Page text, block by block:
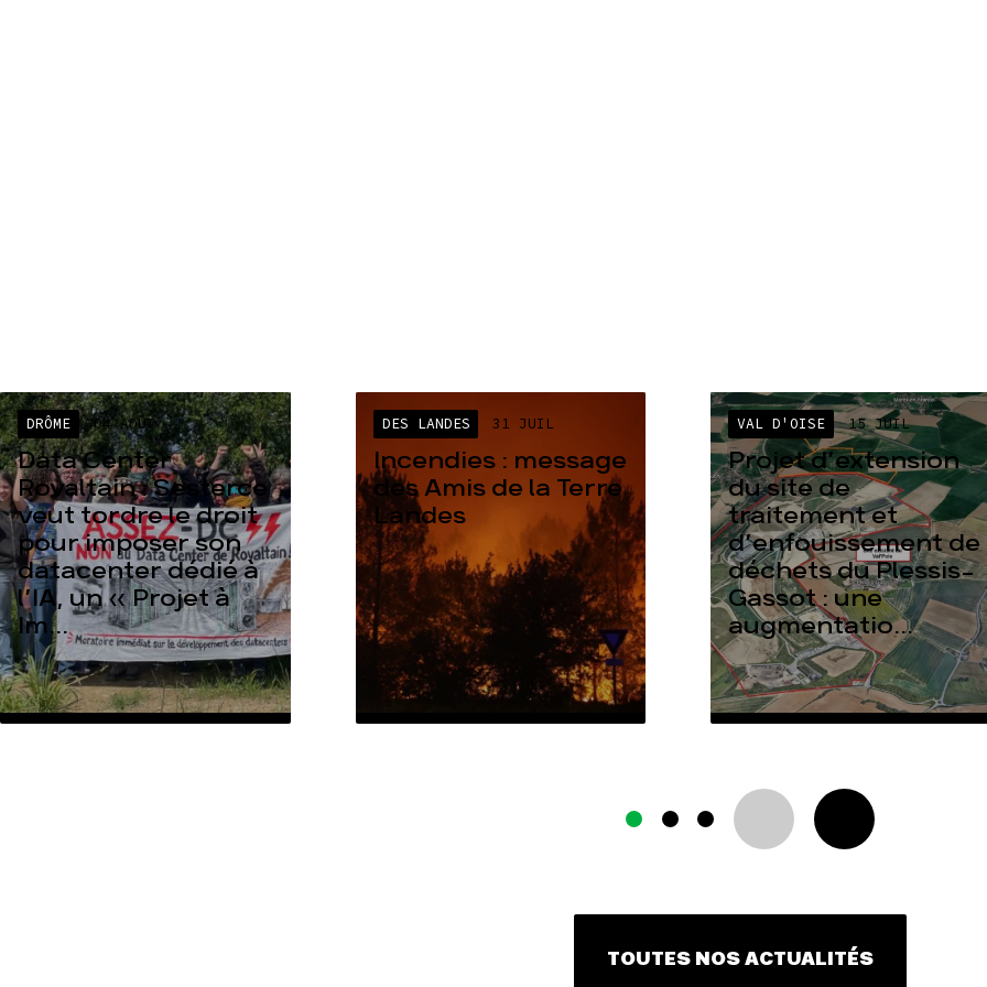
DRÔME 04 AOÛT
Data Center
Rovaltain : Sesterce
veut tordre le droit
pour imposer son
datacenter dédié à
l’IA, un « Projet à
Im...
DES LANDES 31 JUIL
Incendies : message
des Amis de la Terre
Landes
VAL D'OISE 15 JUIL
Projet d’extension
du site de
traitement et
d’enfouissement de
déchets du Plessis-
Gassot : une
augmentatio...
TOUTES NOS ACTUALITÉS